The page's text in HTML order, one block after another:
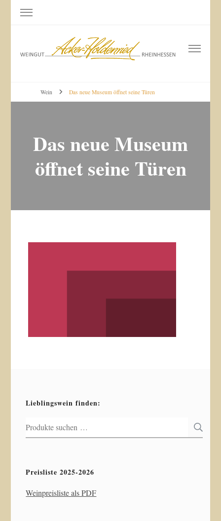
Weingut Acker-Holdenried
Bodenheim RHEINHESSEN
Wein Das neue Museum öffnet seine Türen
Das neue Museum
öffnet seine Türen
Lieblingswein finden:
Suchen
nach:
Preisliste 2025-2026
Weinpreisliste als PDF